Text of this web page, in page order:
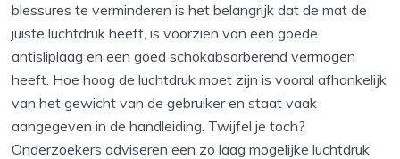
blessures te verminderen is het belangrijk dat de mat de
juiste luchtdruk heeft, is voorzien van een goede
antisliplaag en een goed schokabsorberend vermogen
heeft. Hoe hoog de luchtdruk moet zijn is vooral afhankelijk
van het gewicht van de gebruiker en staat vaak
aangegeven in de handleiding. Twijfel je toch?
Onderzoekers adviseren een zo laag mogelijke luchtdruk